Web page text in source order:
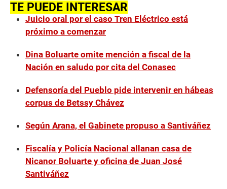
TE PUEDE INTERESAR
Juicio oral por el caso Tren Eléctrico está
próximo a comenzar
Dina Boluarte omite mención a fiscal de la
Nación en saludo por cita del Conasec
Defensoría del Pueblo pide intervenir en hábeas
corpus de Betssy Chávez
Según Arana, el Gabinete propuso a Santiváñez
Fiscalía y Policía Nacional allanan casa de
Nicanor Boluarte y oficina de Juan José
Santiváñez